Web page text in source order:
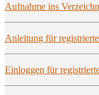
Auf­nah­me ins
Anlei­tung für
Ein­log­gen für